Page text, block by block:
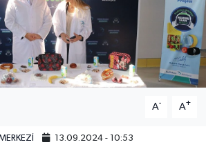
A- A+
13.09.2024 - 10:53